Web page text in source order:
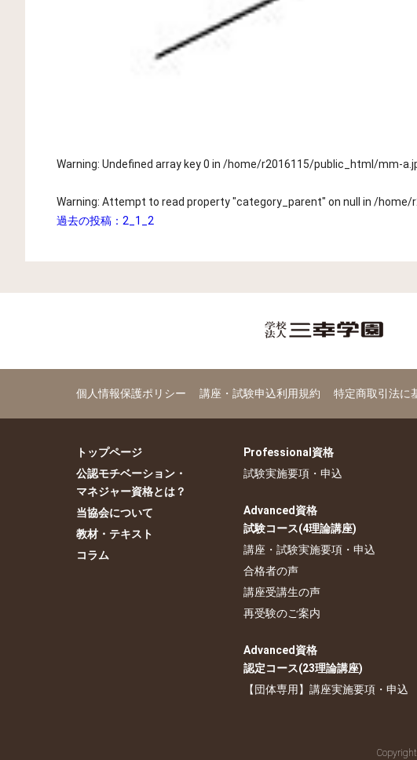
Warning: Undefined array key 0 in /home/r2016115/public_html/mm-
Warning: Attempt to read property "category_parent" on null in /home/
過去の投稿： 2_1_2
個人情報保護ポリシー 講座・試験申込利用規約 特定商取引法に
トップページ
公認モチベーション・
マネジャー資格とは？
当協会について
教材・テキスト
コラム
Professional資格
試験実施要項・申込
Advanced資格
試験コース(4理論講座)
講座・試験実施要項・申込
合格者の声
講座受講生の声
再受験のご案内
Advanced資格
認定コース(23理論講座)
【団体専用】講座実施要項・申込